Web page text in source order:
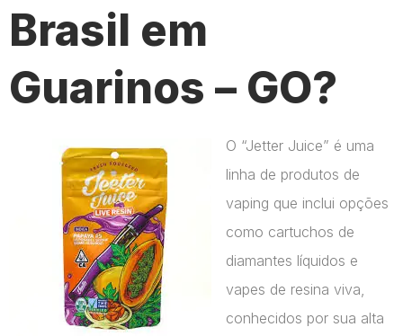
Brasil em
Guarinos – GO?
O “Jetter Juice” é uma
linha de produtos de
vaping que inclui opções
como cartuchos de
diamantes líquidos e
vapes de resina viva,
conhecidos por sua alta